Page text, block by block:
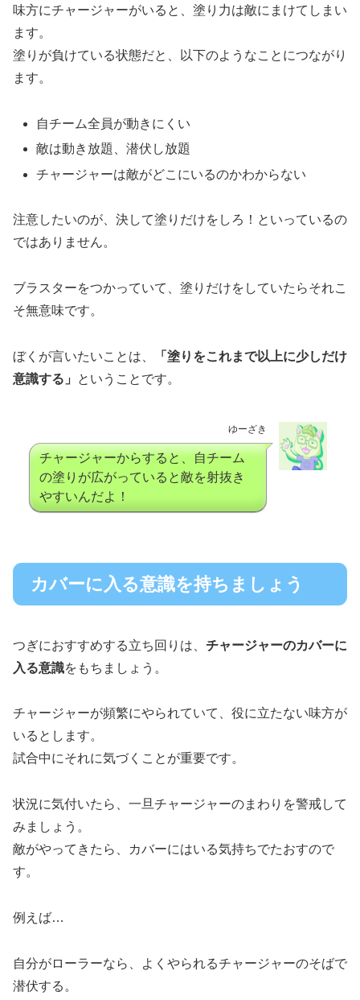
味方にチャージャーがいると、塗り力は敵にまけてしまい
ます。
塗りが負けている状態だと、以下のようなことにつながり
ます。
自チーム全員が動きにくい
敵は動き放題、潜伏し放題
チャージャーは敵がどこにいるのかわからない
注意したいのが、決して塗りだけをしろ！といっているの
ではありません。
ブラスターをつかっていて、塗りだけをしていたらそれこ
そ無意味です。
ぼくが言いたいことは、
「塗りをこれまで以上に少しだけ
意識する」
ということです。
ゆーざき
チャージャーからすると、自チーム
の塗りが広がっていると敵を射抜き
やすいんだよ！
カバーに入る意識を持ちましょう
つぎにおすすめする立ち回りは、 チャージャーのカバーに
入る意識をもちましょう。
チャージャーが頻繁にやられていて、役に立たない味方が
いるとします。
試合中にそれに気づくことが重要です。
状況に気付いたら、一旦チャージャーのまわりを警戒して
みましょう。
敵がやってきたら、カバーにはいる気持ちでたおすので
す。
例えば…
自分がローラーなら、よくやられるチャージャーのそばで
潜伏する。